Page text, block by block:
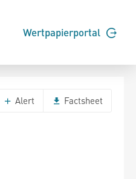
Wertpapierportal
Alert Factsheet